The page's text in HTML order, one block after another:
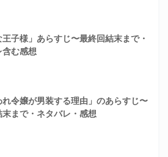
王子様」あらすじ〜最終回結末まで・
む感想
れ令嬢が男装する理由」のあらすじ〜
末まで・ネタバレ・感想